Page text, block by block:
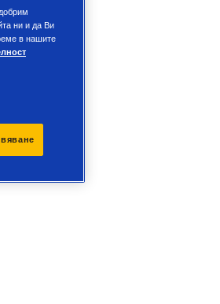
ни и да Ви
в нашите